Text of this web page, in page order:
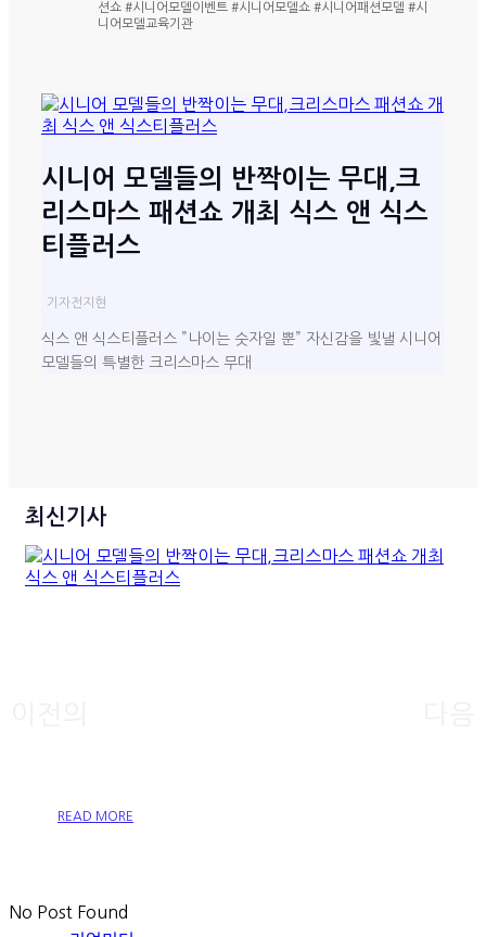
션쇼 #시니어모델이벤트 #시니어모델쇼 #시니어패션모델 #시
니어모델교육기관
시니어 모델들의 반짝이는 무대,크
리스마스 패션쇼 개최 식스 앤 식스
티플러스
기자전지현
식스 앤 식스티플러스 ”나이는 숫자일 뿐” 자신감을 빛낼 시니어
모델들의 특별한 크리스마스 무대
최신기사
READ MORE
No Post Found